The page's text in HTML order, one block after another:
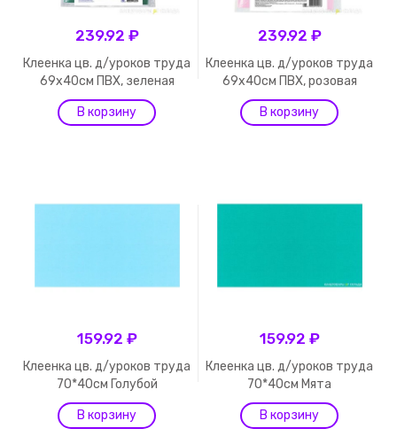
239.92 ₽
Клеенка цв. д/уроков труда
69х40см ПВХ, зеленая
239.92 ₽
Клеенка цв. д/уроков труда
69х40см ПВХ, розовая
159.92 ₽
Клеенка цв. д/уроков труда
70*40см Голубой
159.92 ₽
Клеенка цв. д/уроков труда
70*40см Мята